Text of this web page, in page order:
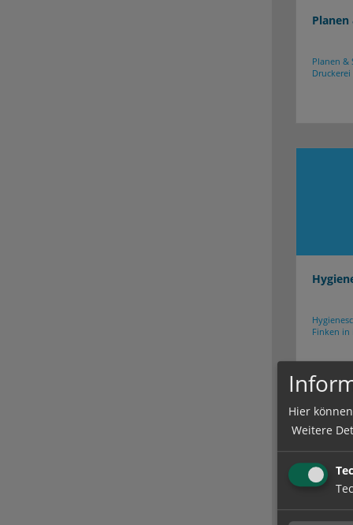
Planen &
Finken in
Hier
Weitere